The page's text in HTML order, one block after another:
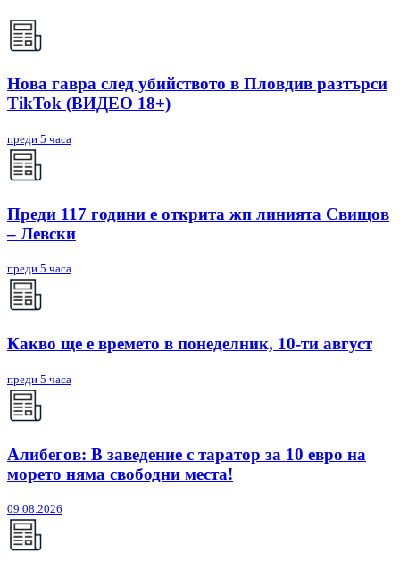
Нова гавра след убийството в Пловдив разтърси
TikTok (ВИДЕО 18+)
преди 5 часа
Преди 117 години е открита жп линията Свищов
– Левски
преди 5 часа
Какво ще е времето в понеделник, 10-ти август
преди 5 часа
Алибегов: В заведение с таратор за 10 евро на
морето няма свободни места!
09.08.2026